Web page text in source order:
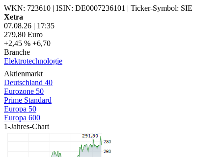
WKN: 723610 | ISIN: DE0007236101 | Ticker-Symbol: SIE
Xetra
07.08.26 | 17:35
279,80 Euro
+2,45 % +6,70
Branche
Elektrotechnologie
Aktienmarkt
Deutschland 40
Eurozone 50
Prime Standard
Europa 50
Europa 600
1-Jahres-Chart